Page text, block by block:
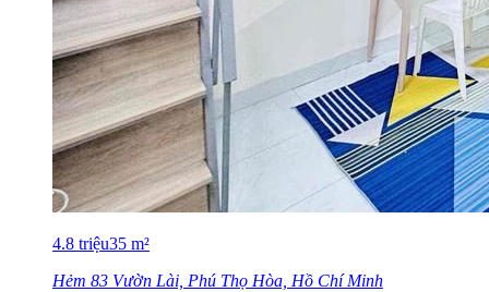
4.8 triệu35 m²
Hẻm 83 Vườn Lài, Phú Thọ Hòa, Hồ Chí Minh